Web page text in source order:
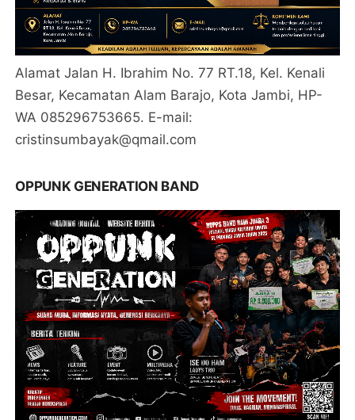
Alamat Jalan H. Ibrahim No. 77 RT.18, Kel. Kenali
Besar, Kecamatan Alam Barajo, Kota Jambi, HP-
WA 085296753665. E-mail:
cristinsumbayak@qmail.com
OPPUNK GENERATION BAND